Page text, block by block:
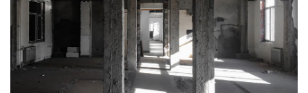
出不同的视觉氛围。保留原有粗犷的水泥立柱并且结合
新的水磨石地砖、水磨石墙裙、墙面艺术涂料及金色金
属卷帘使得整个走廊充满故事性。我们顺势延伸了原本
剧院的氛围，也让人们能够体验到剧场的时代交替与空